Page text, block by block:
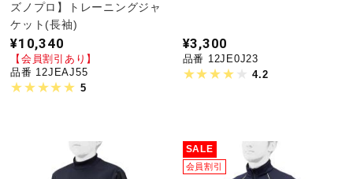
ズノプロ】トレーニングジャ
ケット(長袖)
¥10,340
【会員割引あり】
品番 12JEAJ55
5
¥3,300
品番 12JE0J23
4.2
SALE
会員割引